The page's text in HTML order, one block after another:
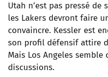
Utah n’est pas pressé
les Lakers devront faire
convaincre. Kessler est
son profil défensif attire
Mais Los Angeles
discussions.